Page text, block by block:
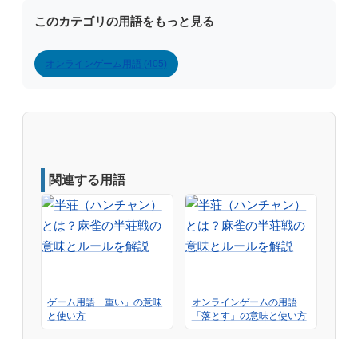
このカテゴリの用語をもっと見る
オンラインゲーム用語 (405)
関連する用語
ゲーム用語「重い」の意味
と使い方
オンラインゲームの用語
「落とす」の意味と使い方